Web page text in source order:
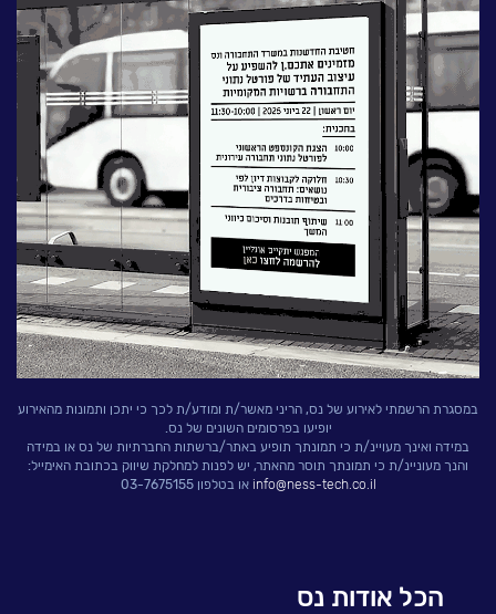
לעבוד בנס
אירועים וכנסים
פודקאסט
נס בכותרות
וובינרים מומלצים
דברו איתנו
במסגרת הרשמתי לאירוע של נס, הריני מאשר/ת ומודע/ת לכך כי יתכן ותמונות מהאירוע
יופיעו בפרסומים השונים של נס.
במידה ואינך מעויינ/ת כי תמונתך תופיע באתר/ברשתות החברתיות של נס או במידה
והנך מעוניינ/ת כי תמונתך תוסר מהאתר, יש לפנות למחלקת שיווק בכתובת האימייל:
info@ness-tech.co.il או בטלפון 03-7675155
הכל אודות נס